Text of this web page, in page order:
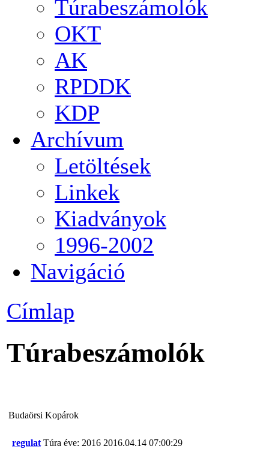
Túrabeszámolók
OKT
AK
RPDDK
KDP
Archívum
Letöltések
Linkek
Kiadványok
1996-2002
Navigáció
Címlap
Túrabeszámolók
Budaörsi Kopárok
regulat Túra éve: 2016 2016.04.14 07:00:29